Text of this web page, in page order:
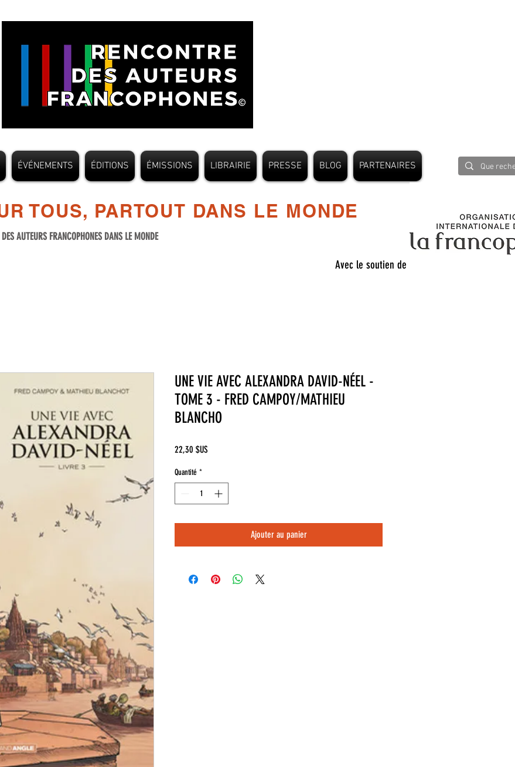
ÉVÉNEMENTS ÉDITIONS ÉMISSIONS LIBRAIRIE PRESSE BLOG PARTENAIRES
TOUS, PARTOUT DANS LE MONDE
AUTEURS FRANCOPHONES DANS LE MONDE
Avec le soutien de
UNE VIE AVEC ALEXANDRA DAVID-NÉEL -
TOME 3 - FRED CAMPOY/MATHIEU
BLANCHO
22,30 $US
Quantité *
Ajouter au panier